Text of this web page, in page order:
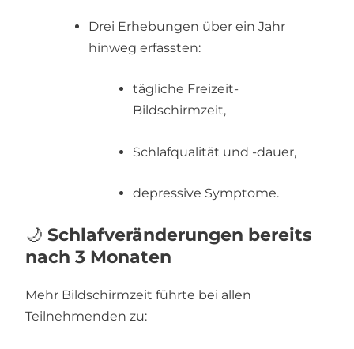
Drei Erhebungen über ein Jahr
hinweg erfassten:
tägliche Freizeit-
Bildschirmzeit,
Schlafqualität und -dauer,
depressive Symptome.
🌙 Schlafveränderungen bereits
nach 3 Monaten
Mehr Bildschirmzeit führte bei allen
Teilnehmenden zu: